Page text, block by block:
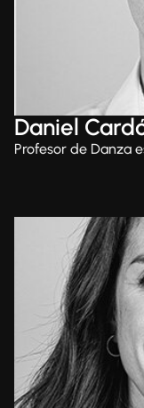
Daniel
Profesor de Danza